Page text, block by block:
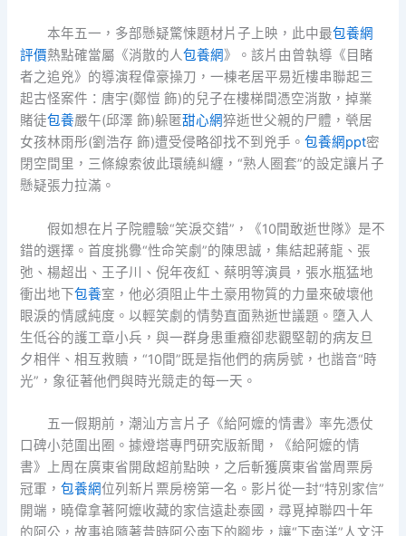
本年五一，多部懸疑驚悚題材片子上映，此中最包養網
評價熱點確當屬《消散的人包養網》。該片由曾執導《目睹
者之追兇》的導演程偉豪操刀，一棟老居平易近樓串聯起三
起古怪案件：唐宇(鄭愷 飾)的兒子在樓梯間憑空消散，掉業
賭徒包養嚴午(邱澤 飾)躲匿甜心網猝逝世父親的尸體，煢居
女孩林雨彤(劉浩存 飾)遭受侵略卻找不到兇手。包養網ppt密
閉空間里，三條線索彼此環繞糾纏，“熟人圈套”的設定讓片子
懸疑張力拉滿。
假如想在片子院體驗“笑淚交錯”，《10間敢逝世隊》是不
錯的選擇。首度挑釁“性命笑劇”的陳思誠，集結起蔣龍、張
弛、楊超出、王子川、倪年夜紅、蔡明等演員，張水瓶猛地
衝出地下包養室，他必須阻止牛土豪用物質的力量來破壞他
眼淚的情感純度。以輕笑劇的情勢直面熟逝世議題。墮入人
生低谷的護工章小兵，與一群身患重癥卻悲觀堅韌的病友旦
夕相伴、相互救贖，“10間”既是指他們的病房號，也諧音“時
光”，象征著他們與時光競走的每一天。
五一假期前，潮汕方言片子《給阿嬤的情書》率先憑仗
口碑小范圍出圈。據燈塔專門研究版新聞，《給阿嬤的情
書》上周在廣東省開啟超前點映，之后斬獲廣東省當周票房
冠軍，包養網位列新片票房榜第一名。影片從一封“特別家信”
開端，曉偉拿著阿嬤收藏的家信遠赴泰國，尋覓掉聯四十年
的阿公，故事追隨著昔時阿公南下的腳步，讓“下南洋”人文汗